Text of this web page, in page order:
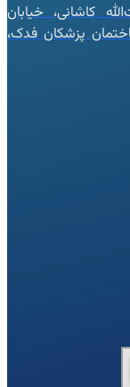
کاشانی، خیابان
پزشکان فدک،